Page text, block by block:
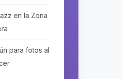
en la Zona
para fotos al